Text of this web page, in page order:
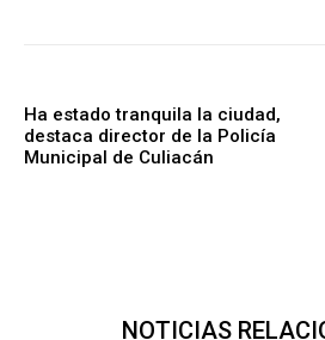
Ha estado tranquila la ciudad,
destaca director de la Policía
Municipal de Culiacán
NOTICIAS